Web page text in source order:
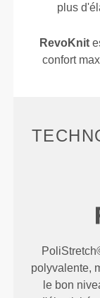
plus
RevoKnit
confort
polyvalente,
le bon